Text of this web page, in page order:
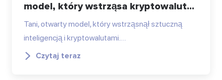
model, który wstrząsa kryptowalut...
Tani, otwarty model, który wstrząsnął sztuczną
inteligencją i kryptowalutami.…
Czytaj teraz